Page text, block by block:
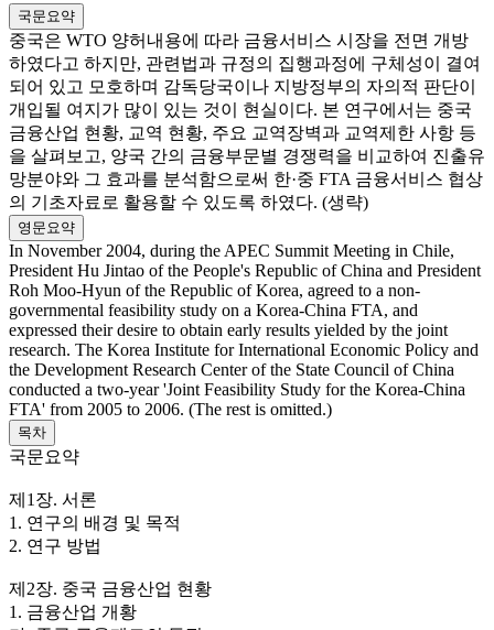
국문요약
중국은 WTO 양허내용에 따라 금융서비스 시장을 전면 개방
하였다고 하지만, 관련법과 규정의 집행과정에 구체성이 결여
되어 있고 모호하며 감독당국이나 지방정부의 자의적 판단이
개입될 여지가 많이 있는 것이 현실이다. 본 연구에서는 중국
금융산업 현황, 교역 현황, 주요 교역장벽과 교역제한 사항 등
을 살펴보고, 양국 간의 금융부문별 경쟁력을 비교하여 진출유
망분야와 그 효과를 분석함으로써 한·중 FTA 금융서비스 협상
의 기초자료로 활용할 수 있도록 하였다. (생략)
영문요약
In November 2004, during the APEC Summit Meeting in Chile,
President Hu Jintao of the People's Republic of China and President
Roh Moo-Hyun of the Republic of Korea, agreed to a non-
governmental feasibility study on a Korea-China FTA, and
expressed their desire to obtain early results yielded by the joint
research. The Korea Institute for International Economic Policy and
the Development Research Center of the State Council of China
conducted a two-year 'Joint Feasibility Study for the Korea-China
FTA' from 2005 to 2006. (The rest is omitted.)
목차
국문요약
제1장. 서론
1. 연구의 배경 및 목적
2. 연구 방법
제2장. 중국 금융산업 현황
1. 금융산업 개황